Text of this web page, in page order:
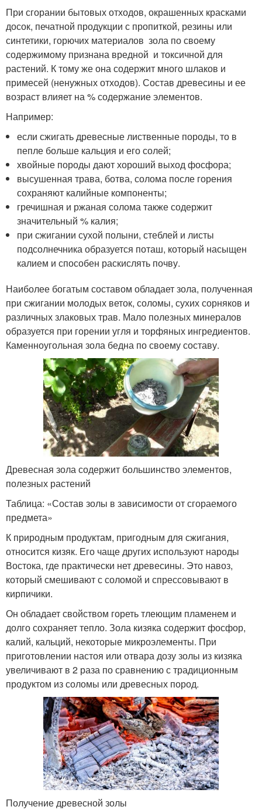
При сгорании бытовых отходов, окрашенных красками
досок, печатной продукции с пропиткой, резины или
синтетики, горючих материалов зола по своему
содержимому признана вредной и токсичной для
растений. К тому же она содержит много шлаков и
примесей (ненужных отходов). Состав древесины и ее
возраст влияет на % содержание элементов.
Например:
если сжигать древесные лиственные породы, то в
пепле больше кальция и его солей;
хвойные породы дают хороший выход фосфора;
высушенная трава, ботва, солома после горения
сохраняют калийные компоненты;
гречишная и ржаная солома также содержит
значительный % калия;
при сжигании сухой полыни, стеблей и листы
подсолнечника образуется поташ, который насыщен
калием и способен раскислять почву.
Наиболее богатым составом обладает зола, полученная
при сжигании молодых веток, соломы, сухих сорняков и
различных злаковых трав. Мало полезных минералов
образуется при горении угля и торфяных ингредиентов.
Каменноугольная зола бедна по своему составу.
Древесная зола содержит большинство элементов,
полезных растений
Таблица: «Состав золы в зависимости от сгораемого
предмета»
К природным продуктам, пригодным для сжигания,
относится кизяк. Его чаще других используют народы
Востока, где практически нет древесины. Это навоз,
который смешивают с соломой и спрессовывают в
кирпичики.
Он обладает свойством гореть тлеющим пламенем и
долго сохраняет тепло. Зола кизяка содержит фосфор,
калий, кальций, некоторые микроэлементы. При
приготовлении настоя или отвара дозу золы из кизяка
увеличивают в 2 раза по сравнению с традиционным
продуктом из соломы или древесных пород.
Получение древесной золы